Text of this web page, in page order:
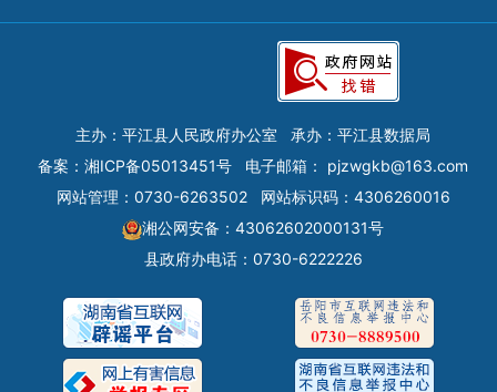
主办：平江县人民政府办公室
承办：平江县数据局
备案： 湘ICP备05013451号 电子邮箱： pjzwgkb@163.com
网站管理：0730-6263502
网站标识码：4306260016
湘公网安备：43062602000131号
县政府办电话：0730-6222226